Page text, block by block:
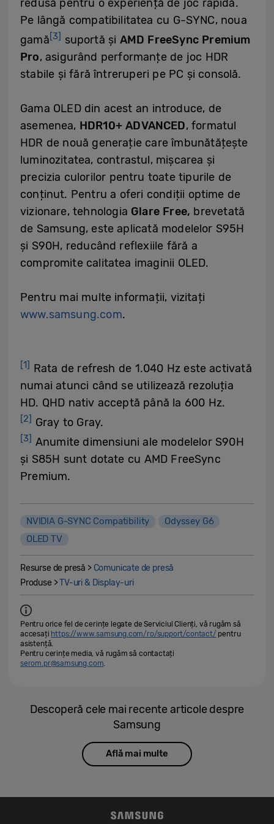
redusă pentru o experiență de joc rapidă.
Pe lângă compatibilitatea cu G-SYNC, noua
gamă[3] suportă și AMD FreeSync Premium
Pro, asigurând performanțe de joc HDR
stabile și fără întreruperi pe PC și consolă.
Gama OLED din acest an introduce, de
asemenea, HDR10+ ADVANCED, formatul
HDR de nouă generație care îmbunătățește
luminozitatea, contrastul, mișcarea și
precizia culorilor pentru toate tipurile de
conținut. Pentru a oferi condiții optime de
vizionare, tehnologia Glare Free, brevetată
de Samsung, este aplicată modelelor S95H
și S90H, reducând reflexiile fără a
compromite calitatea imaginii OLED.
Pentru mai multe informații, vizitați
www.samsung.com.
[1] Rata de refresh de 1.040 Hz este activată
numai atunci când se utilizează rezoluția
HD. QHD nativ acceptă până la 600 Hz.
[2] Gray to Gray.
[3] Anumite dimensiuni ale modelelor S90H
și S85H sunt dotate cu AMD FreeSync
Premium.
NVIDIA G-SYNC Compatibility
Odyssey G6
OLED TV
Resurse de presă > Comunicate de presă
Produse >TV-uri & Display-uri
Pentru orice fel de cerințe legate de Serviciul Clienți, vă rugăm să
accesați https://www.samsung.com/ro/support/contact/ pentru
asistență.
Pentru cerințe media, vă rugăm să contactați
serom.pr@samsung.com
Descoperă cele mai recente articole despre
Samsung
Află mai multe